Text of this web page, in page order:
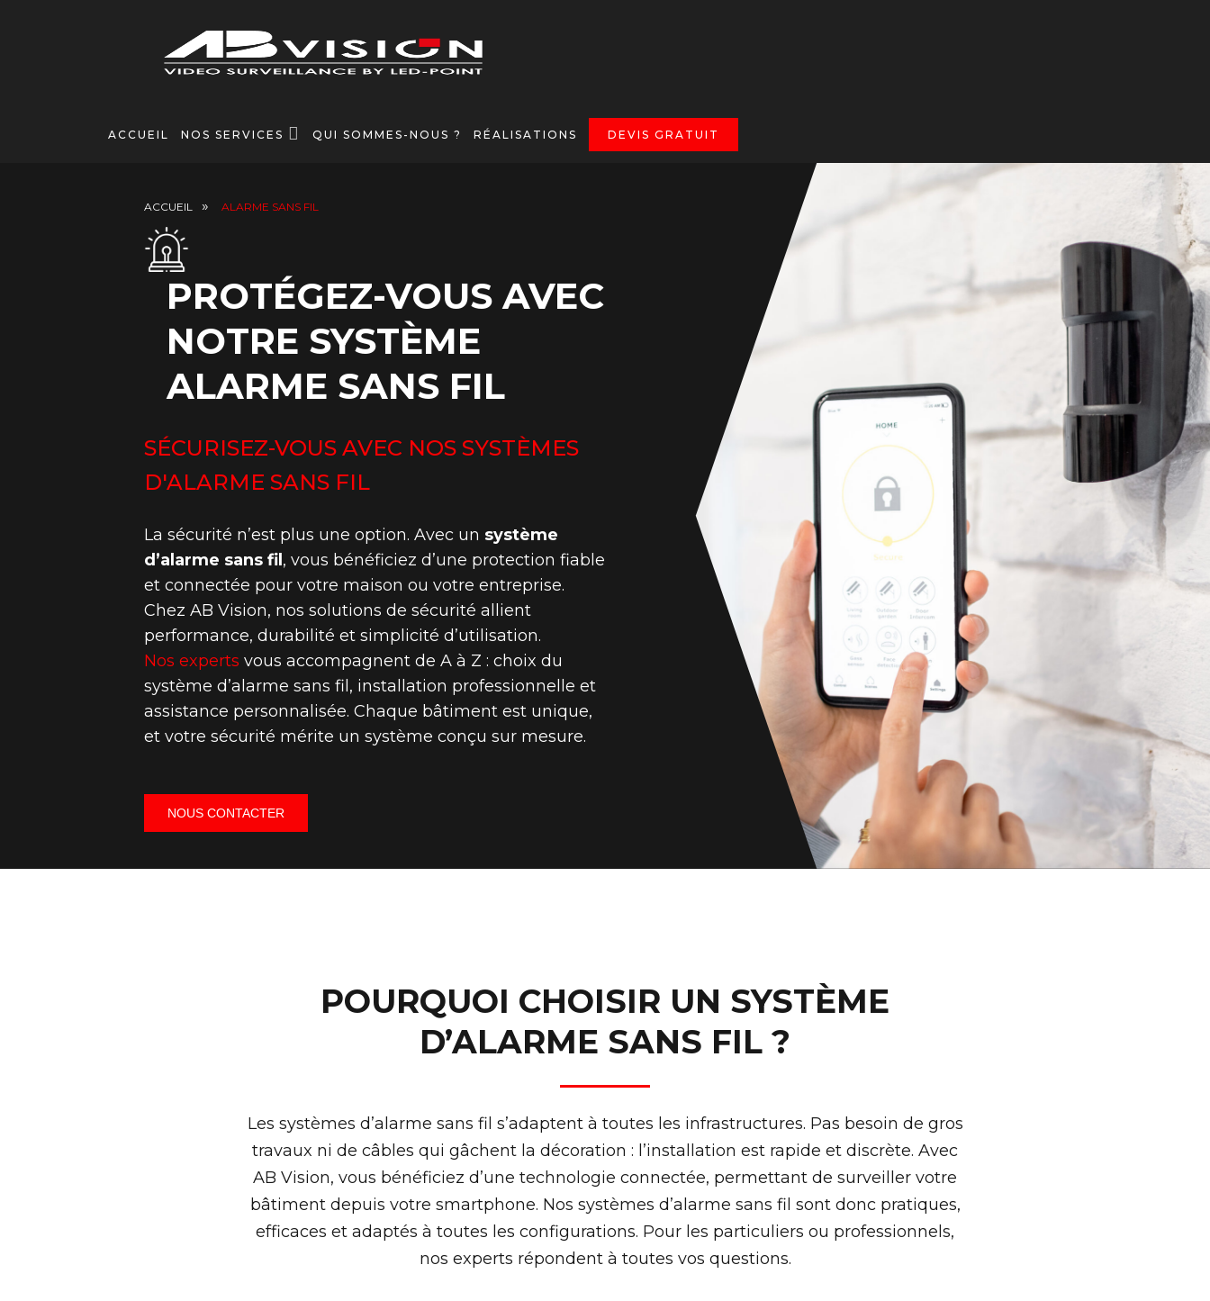
MENU
NAVIGATION
PRINCIPALE
ACCUEIL NOS SERVICES QUI SOMMES-NOUS ? RÉALISATIONS DEVIS GRATUIT
ACCUEIL ALARME SANS FIL
PROTÉGEZ-VOUS AVEC
NOTRE SYSTÈME
ALARME SANS FIL
SÉCURISEZ-VOUS AVEC NOS SYSTÈMES
D'ALARME SANS FIL
La sécurité n’est plus une option. Avec un système
d’alarme sans fil , vous bénéficiez d’une protection fiable
et connectée pour votre maison ou votre entreprise.
Chez AB Vision, nos solutions de sécurité allient
performance, durabilité et simplicité d’utilisation.
Nos experts vous accompagnent de A à Z : choix du
système d’alarme sans fil, installation professionnelle et
assistance personnalisée. Chaque bâtiment est unique,
et votre sécurité mérite un système conçu sur mesure.
NOUS CONTACTER
POURQUOI CHOISIR UN SYSTÈME
D’ALARME SANS FIL ?
Les systèmes d’alarme sans fil s’adaptent à toutes les infrastructures. Pas besoin de gros
travaux ni de câbles qui gâchent la décoration : l’installation est rapide et discrète. Avec
AB Vision, vous bénéficiez d’une technologie connectée, permettant de surveiller votre
bâtiment depuis votre smartphone. Nos systèmes d’alarme sans fil sont donc pratiques,
efficaces et adaptés à toutes les configurations. Pour les particuliers ou professionnels,
nos experts répondent à toutes vos questions.